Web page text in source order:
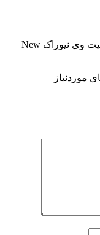
اولین کسی باشید که دیدگاهی می نویسد “گیت وی نیوراک New
موردنیاز